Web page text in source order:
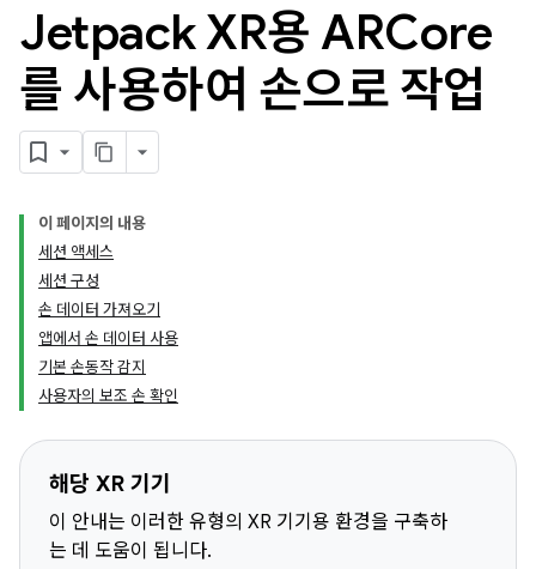
Jetpack XR용 ARCore
를 사용하여 손으로 작업
이 페이지의 내용
세션 액세스
세션 구성
손 데이터 가져오기
앱에서 손 데이터 사용
기본 손동작 감지
사용자의 보조 손 확인
해당 XR 기기
이 안내는 이러한 유형의 XR 기기용 환경을 구축하
는 데 도움이 됩니다.